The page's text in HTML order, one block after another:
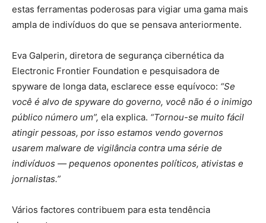
estas ferramentas poderosas para vigiar uma gama mais
ampla de indivíduos do que se pensava anteriormente.
Eva Galperin, diretora de segurança cibernética da
Electronic Frontier Foundation e pesquisadora de
spyware de longa data, esclarece esse equívoco: “Se
você é alvo de spyware do governo, você não é o inimigo
público número um”, ela explica. “Tornou-se muito fácil
atingir pessoas, por isso estamos vendo governos
usarem malware de vigilância contra uma série de
indivíduos — pequenos oponentes políticos, ativistas e
jornalistas.”
Vários factores contribuem para esta tendência